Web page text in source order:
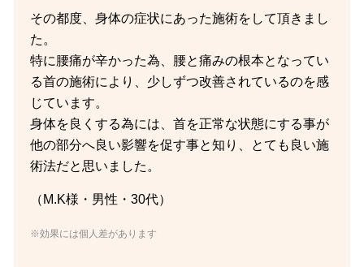
その都度、身体の症状にあった施術をして頂きまし
た。
特に腰痛が辛かった為、腰と痛みの根本となってい
る首の施術により、少しずつ改善されているのを感
じています。
身体を良くする為には、首を正常な状態にする事が
他の部分へ良い影響を促す事と知り、とても良い施
術法だと思いました。
（M.K様・男性・30代）
※効果には個人差があります